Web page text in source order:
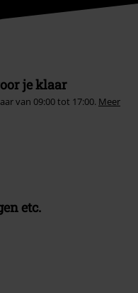
je klaar
van 09:00 tot 17:00. Meer
etc.